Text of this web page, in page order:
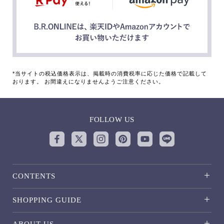
*当サイトの税込価格表示は、掲載時の消費税率に応じた価格で記載して
おります。 お間違えになりませんようご注意ください。
FOLLOW US
CONTENTS
SHOPPING GUIDE